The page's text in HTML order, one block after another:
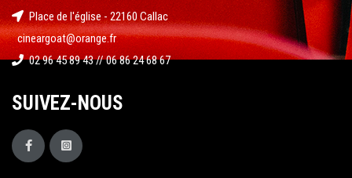
Place de l'église - 22160 Callac
cineargoat@orange.fr
02 96 45 89 43 // 06 86 24 68 67
SUIVEZ-NOUS